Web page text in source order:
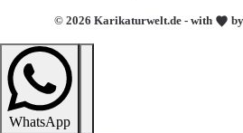
© 2026 Karikaturwelt.de - with
WhatsApp